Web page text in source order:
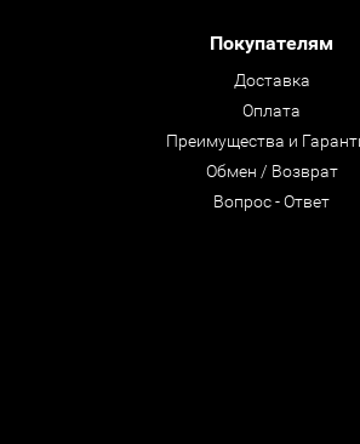
Покупателям
Доставка
Оплата
Преимущества и
Обмен / Возврат
Вопрос - Ответ